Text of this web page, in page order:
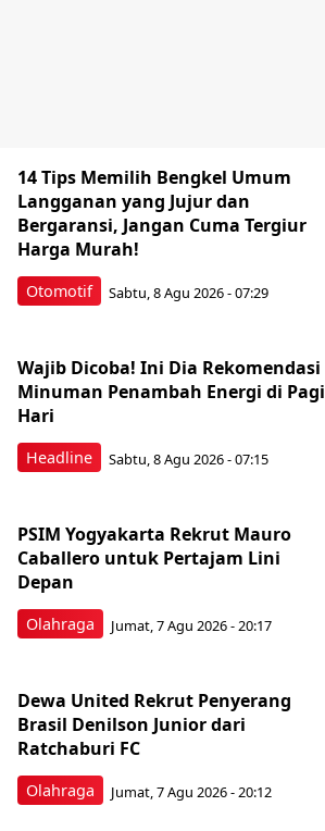
Otomotif
14 Tips Memilih Bengkel Umum
Langganan yang Jujur dan
Bergaransi, Jangan Cuma Tergiur
Harga Murah!
Sabtu, 8 Agu 2026 - 07:29
Headline
Wajib Dicoba! Ini Dia Rekomendasi
Minuman Penambah Energi di Pagi
Hari
Sabtu, 8 Agu 2026 - 07:15
Olahraga
PSIM Yogyakarta Rekrut Mauro
Caballero untuk Pertajam Lini
Depan
Jumat, 7 Agu 2026 - 20:17
Olahraga
Dewa United Rekrut Penyerang
Brasil Denilson Junior dari
Ratchaburi FC
Jumat, 7 Agu 2026 - 20:12